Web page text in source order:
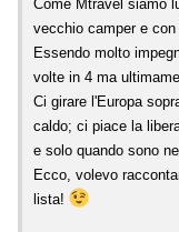
Come Mtravel siamo
vecchio camper e
Essendo molto
volte in 4 ma
Ci girare l'Europa
caldo; ci piace la
e solo quando sono
Ecco, volevo
lista!